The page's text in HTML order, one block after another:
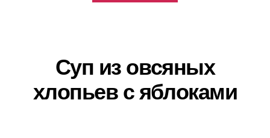
Суп из овсяных
хлопьев с яблоками